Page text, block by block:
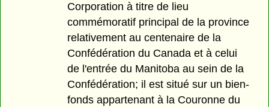
Corporation à titre de lieu
commémoratif principal de la province
relativement au centenaire de la
Confédération du Canada et à celui
de l'entrée du Manitoba au sein de la
Confédération; il est situé sur un bien-
fonds appartenant à la Couronne du